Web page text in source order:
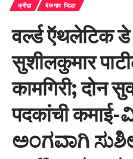
क्रीडा बेळगाव जिल्हा
वर्ल्ड ऍथलेटिक डे
सुशीलकुमार
कामगिरी; दोन
पदकांची
ಅಂಗವಾಗಿ